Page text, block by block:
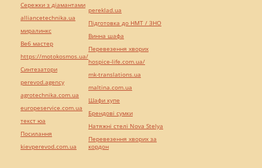
Сережки з діамантами
alliancetechnika.ua
миралинкс
Веб мастер
https://motokosmos.ua/
Синтезатори
perevod.agency
agrotechnika.com.ua
europeservice.com.ua
текст юа
Посилання
kievperevod.com.ua
pereklad.ua
Підготовка до НМТ / ЗНО
Винна шафа
Перевезення хворих
hospice-life.com.ua/
mk-translations.ua
maltina.com.ua
Шафи купе
Брендові сумки
Натяжні стелі Nova Stelya
Перевезення хворих за
кордон